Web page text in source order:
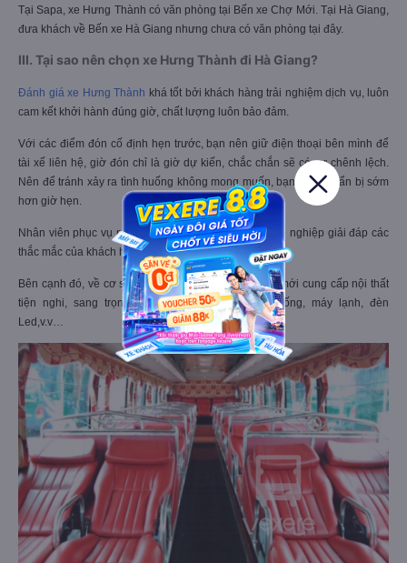
Tại Sapa, xe Hưng Thành có văn phòng tại Bến xe Chợ Mới. Tại Hà Giang,
đưa khách về Bến xe Hà Giang nhưng chưa có văn phòng tại đây.
III. Tại sao nên chọn xe Hưng Thành đi Hà Giang?
Đánh giá xe Hưng Thành khá tốt bởi khách hàng trải nghiệm dịch vụ, luôn
cam kết khởi hành đúng giờ, chất lượng luôn bảo đảm.
Với các điểm đón cố định hẹn trước, bạn nên giữ điện thoại bên mình để
tài xế liên hệ, giờ đón chỉ là giờ dự kiến, chắc chắn sẽ có sự chênh lệch.
Nên để tránh xảy ra tình huống không mong muốn, bạn nên chuẩn bị sớm
hơn giờ hẹn.
Nhân viên phục vụ nhiệt tình, chu đáo, tư vấn chuyên nghiệp giải đáp các
thắc mắc của khách hàng.
Bên cạnh đó, về cơ sở vật chất, xe giường nằm đời mới cung cấp nội thất
tiện nghi, sang trọng, có wifi, khăn lạnh, nước uống, máy lạnh, đèn
Led,v.v…